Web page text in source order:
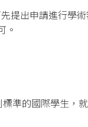
提出申請進行學
。
準的國際學生，